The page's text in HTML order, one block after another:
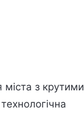
з крутими